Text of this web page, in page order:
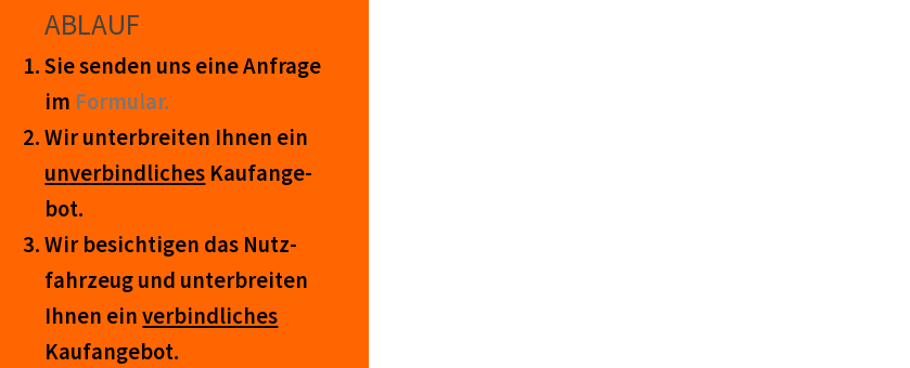
ABLAUF
Sie senden uns eine An­frage
im Form­ular.
Wir unter­breiten Ihnen ein
un­ver­bind­lich­es Kauf­an­ge­
bot.
Wir be­sicht­igen das Nutz­
fahr­zeug und un­ter­breit­en
Ihnen einver­bind­liches
Kauf­an­ge­bot.